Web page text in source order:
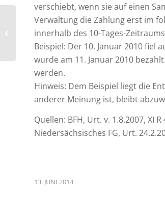
verschiebt, wenn sie auf einen
Verwaltung die Zahlung erst im
innerhalb des 10-Tages-
Beispiel: Der 10. Januar 2010 fiel
wurde am 11. Januar 2010
werden.
Hinweis: Dem Beispiel liegt die
anderer Meinung ist, bleibt
Quellen: BFH, Urt. v. 1.8.2007, XI
Niedersächsisches FG, Urt.
13. JUNI 2014
Abzug der
Aufwendungen für
einen Treppenlift